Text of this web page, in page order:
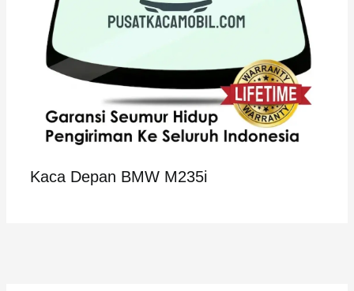
Kaca Depan BMW M235i